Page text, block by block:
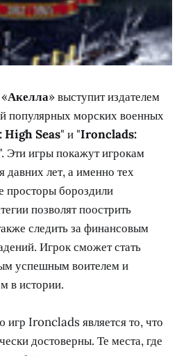
Акелла» выступит издателем
популярных морских военных
Seas" и "Ironclads:
". Эти игры покажут игрокам
лет, а именно тех
просторы бороздили
позволят поострить
следить за финансовым
Игрок сможет стать
успешным воителем и
в истории.
Ironclads является то, что
достоверны. Те места, где